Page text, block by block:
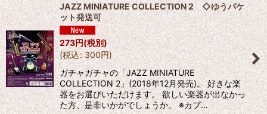
JAZZ MINIATURE COLLECTION 2 ◇ゆうパケ
ット発送可
273円(税別)
(税込: 300円)
ガチャガチャの「JAZZ MINIATURE
COLLECTION 2」(2018年12月発売)。 好きな楽
器をお選びいただけます。 欲しい楽器が出なかっ
た方、是非いかがでしょうか。 ※カプ…